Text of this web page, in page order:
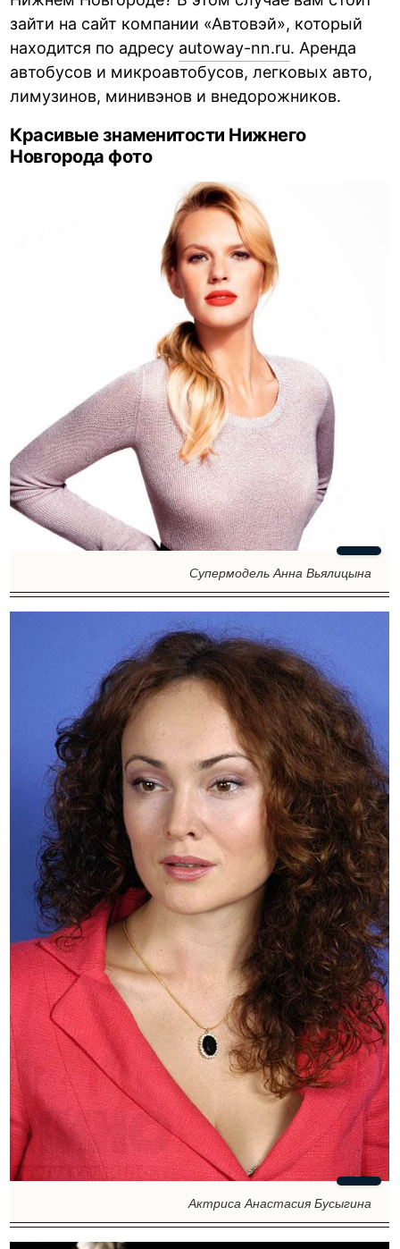
зайти на сайт компании «Автовэй», который
находится по адресу autoway-nn.ru. Аренда
автобусов и микроавтобусов, легковых авто,
лимузинов, минивэнов и внедорожников.
Красивые знаменитости Нижнего
Новгорода фото
Супермодель Анна Вьялицына
Актриса Анастасия Бусыгина